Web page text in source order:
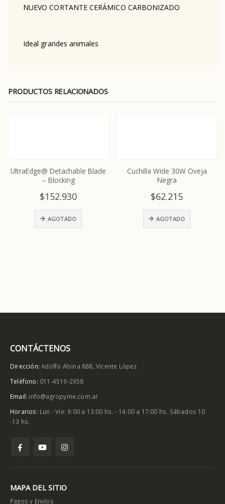
NUEVO CORTANTE CERÁMICO CARBONIZADO
Ideal grandes animales
PRODUCTOS RELACIONADOS
UltraEdge@ Detachable Blade
– Blocking
$152.930
AGOTADO
Cuchilla Wide 30W Oveja
Negra
$62.215
AGOTADO
CONTÁCTENOS
Dirección: Adolfo Alsina 888, Vicente López
Teléfono: 011-4519-2958
Email: info@agropyme.com.ar
Horarios: Lun - Vie: 9:00 a 13:00 hs. - 14:00 a 17:00 hs. Sábados 10
-13 hs.
MAPA DEL SITIO
Pagos y Envíos